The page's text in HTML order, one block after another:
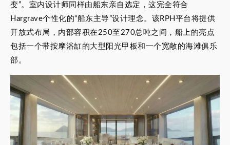
变”。室内设计师同样由船东亲自选定，这完全符合
Hargrave个性化的“船东主导”设计理念。该RPH平台将提供
开放式布局，内部容积在250至270总吨之间，船上的亮点
包括一个带按摩浴缸的大型阳光甲板和一个宽敞的海滩俱乐
部。